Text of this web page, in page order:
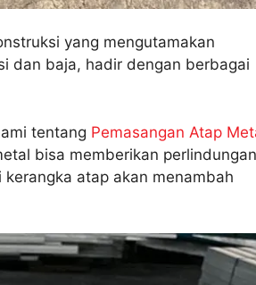
yang mengutamakan
dan baja, hadir dengan berbagai
tentang Pemasangan Atap
bisa memberikan perlindungan
kerangka atap akan menambah